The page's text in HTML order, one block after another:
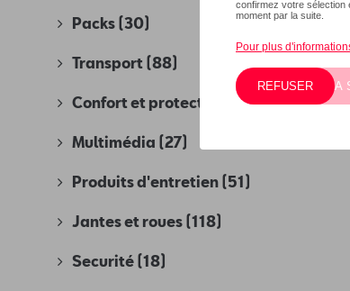
Packs (30)
Transport (88)
Confort et protection (280)
Multimédia (27)
Produits d'entretien (51)
Jantes et roues (118)
Securité (18)